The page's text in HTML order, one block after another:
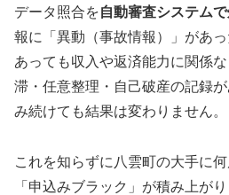
データ照合を自動審査システム
報に「異動（事故情報）」があ
あっても収入や返済能力に関係
滞・任意整理・自己破産の記録
み続けても結果は変わりません。
これを知らずに八雲町の大手に
「申込みブラック」が積み上が